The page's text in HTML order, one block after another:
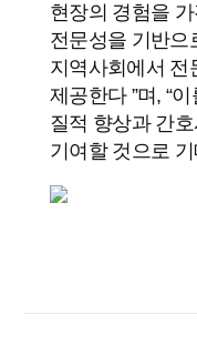
현장의 경험을
전문성을 기반으
지역사회에서 전
제공한다 ”며, “
질적 향상과 간
기여할 것으로